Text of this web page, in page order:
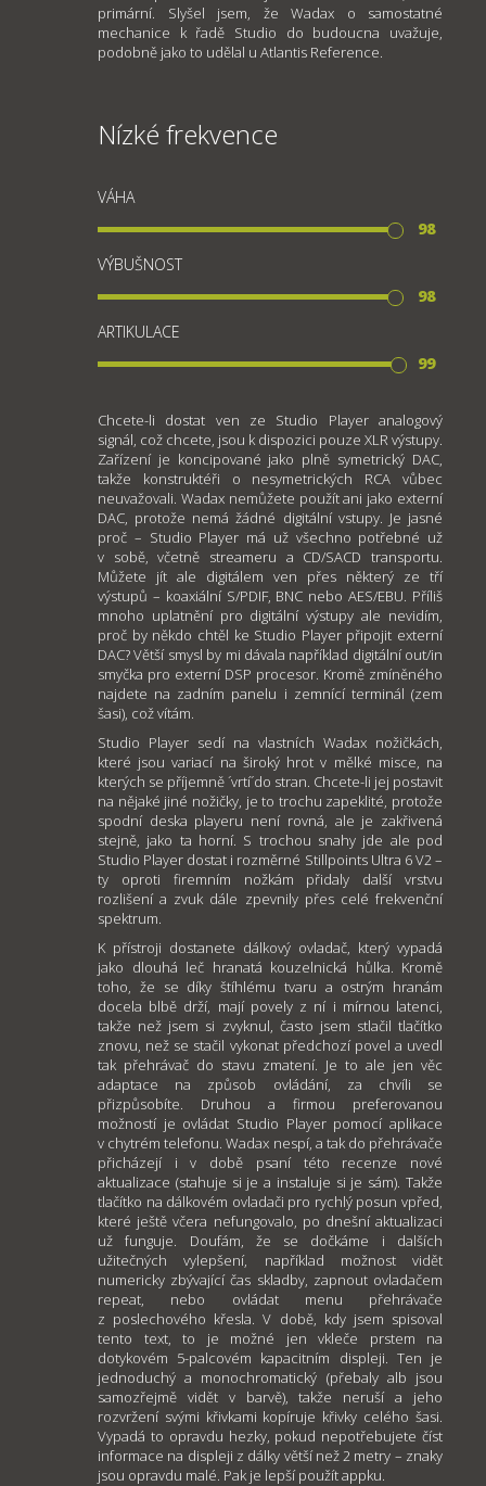
primární. Slyšel jsem, že Wadax o samostatné
mechanice k řadě Studio do budoucna uvažuje,
podobně jako to udělal u Atlantis Reference.
Nízké frekvence
VÁHA
98
VÝBUŠNOST
98
ARTIKULACE
99
Chcete-li dostat ven ze Studio Player analogový
signál, což chcete, jsou k dispozici pouze XLR výstupy.
Zařízení je koncipované jako plně symetrický DAC,
takže konstruktéři o nesymetrických RCA vůbec
neuvažovali. Wadax nemůžete použít ani jako externí
DAC, protože nemá žádné digitální vstupy. Je jasné
proč – Studio Player má už všechno potřebné už
v sobě, včetně streameru a CD/SACD transportu.
Můžete jít ale digitálem ven přes některý ze tří
výstupů – koaxiální S/PDIF, BNC nebo AES/EBU. Příliš
mnoho uplatnění pro digitální výstupy ale nevidím,
proč by někdo chtěl ke Studio Player připojit externí
DAC? Větší smysl by mi dávala například digitální out/in
smyčka pro externí DSP procesor. Kromě zmíněného
najdete na zadním panelu i zemnící terminál (zem
šasi), což vítám.
Studio Player sedí na vlastních Wadax nožičkách,
které jsou variací na široký hrot v mělké misce, na
kterých se příjemně ´vrtí´do stran. Chcete-li jej postavit
na nějaké jiné nožičky, je to trochu zapeklité, protože
spodní deska playeru není rovná, ale je zakřivená
stejně, jako ta horní. S trochou snahy jde ale pod
Studio Player dostat i rozměrné Stillpoints Ultra 6 V2 –
ty oproti firemním nožkám přidaly další vrstvu
rozlišení a zvuk dále zpevnily přes celé frekvenční
spektrum.
K přístroji dostanete dálkový ovladač, který vypadá
jako dlouhá leč hranatá kouzelnická hůlka. Kromě
toho, že se díky štíhlému tvaru a ostrým hranám
docela blbě drží, mají povely z ní i mírnou latenci,
takže než jsem si zvyknul, často jsem stlačil tlačítko
znovu, než se stačil vykonat předchozí povel a uvedl
tak přehrávač do stavu zmatení. Je to ale jen věc
adaptace na způsob ovládání, za chvíli se
přizpůsobíte. Druhou a firmou preferovanou
možností je ovládat Studio Player pomocí aplikace
v chytrém telefonu. Wadax nespí, a tak do přehrávače
přicházejí i v době psaní této recenze nové
aktualizace (stahuje si je a instaluje si je sám). Takže
tlačítko na dálkovém ovladači pro rychlý posun vpřed,
které ještě včera nefungovalo, po dnešní aktualizaci
už funguje. Doufám, že se dočkáme i dalších
užitečných vylepšení, například možnost vidět
numericky zbývající čas skladby, zapnout ovladačem
repeat, nebo ovládat menu přehrávače
z poslechového křesla. V době, kdy jsem spisoval
tento text, to je možné jen vkleče prstem na
dotykovém 5-palcovém kapacitním displeji. Ten je
jednoduchý a monochromatický (přebaly alb jsou
samozřejmě vidět v barvě), takže neruší a jeho
rozvržení svými křivkami kopíruje křivky celého šasi.
Vypadá to opravdu hezky, pokud nepotřebujete číst
informace na displeji z dálky větší než 2 metry – znaky
jsou opravdu malé. Pak je lepší použít appku.